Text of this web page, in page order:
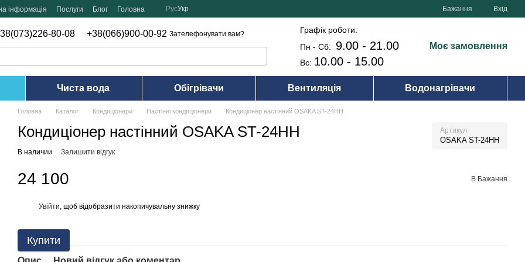
інформація Послуги Блог Головна РусУкр Бажання Вхід
80-08 +38(066)900-00-92 Зателефонувати вам?
Графік роботи:
Пн - Сб: 9.00 - 21.00
Вс: 10.00 - 15.00
Моє замовлення
Чиста вода Обігрівачи Вентиляція Водонагрівачи
Головна Каталог Кондиціонери Настінні кондиціонери Кондиціонер настінний OSAKA ST-24HH
Кондиціонер настінний OSAKA ST-24HH Артикул
OSAKA ST-24HH
В наличии Залишити відгук
24 100 В Бажання
Увійти , щоб відобразити накопичувальну знижку
Купити